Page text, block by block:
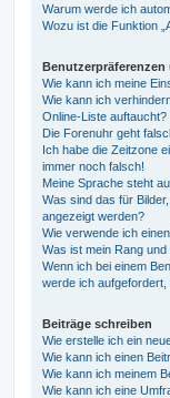
Warum werde ich
Wozu ist die Funktion
Wie kann ich meine
Wie kann ich
Online-Liste auftaucht?
Die Forenuhr geht
Ich habe die Zeitzone
immer noch falsch!
Meine Sprache steht
Was sind das für
angezeigt werden?
Wie verwende ich
Was ist mein Rang
Wenn ich bei einem
werde ich aufgefordert,
Beiträge schreiben
Wie erstelle ich ein
Wie kann ich einen
Wie kann ich meinem
Wie kann ich eine